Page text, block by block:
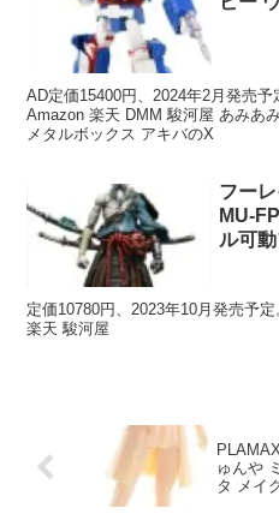
AD定価15400円、2024年2月発売
Amazon 楽天 DMM 駿河屋 あみあ
メタルボックス アキバのX
フー
MU-
ル可
定価10780円、2023年10月発売予
楽天 駿河屋
ゅんや
タ メイ